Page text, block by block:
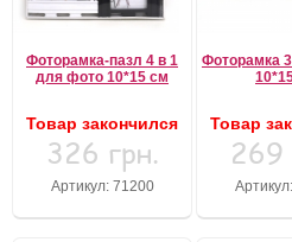
Фоторамка-пазл 4 в 1
для фото 10*15 см
Товар закончился
326 грн.
Артикул: 71200
Фоторамка
Товар
269